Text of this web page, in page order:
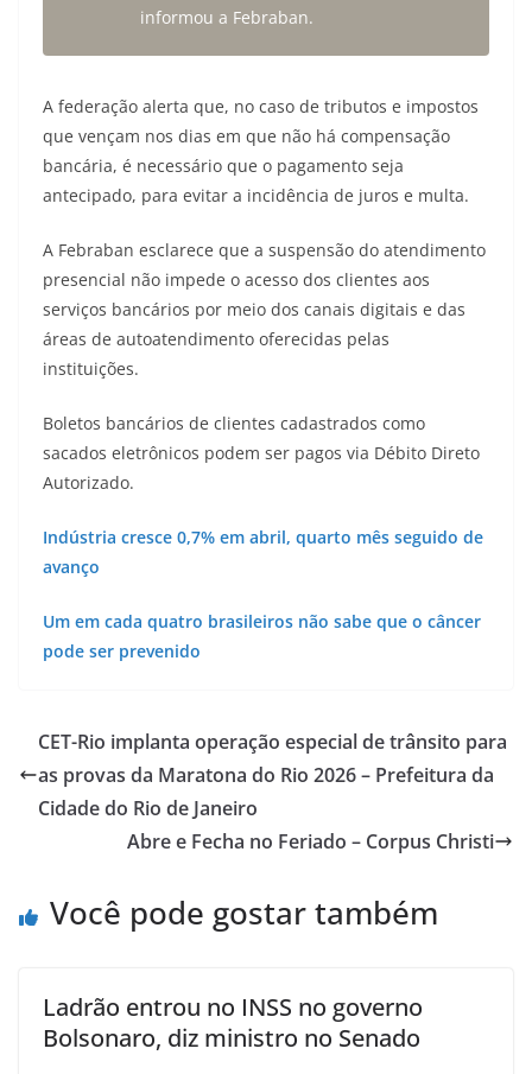
informou a Febraban.
A federação alerta que, no caso de tributos e impostos
que vençam nos dias em que não há compensação
bancária, é necessário que o pagamento seja
antecipado, para evitar a incidência de juros e multa.
A Febraban esclarece que a suspensão do atendimento
presencial não impede o acesso dos clientes aos
serviços bancários por meio dos canais digitais e das
áreas de autoatendimento oferecidas pelas
instituições.
Boletos bancários de clientes cadastrados como
sacados eletrônicos podem ser pagos via Débito Direto
Autorizado.
Indústria cresce 0,7% em abril, quarto mês seguido de
avanço
Um em cada quatro brasileiros não sabe que o câncer
pode ser prevenido
CET-Rio implanta operação especial de trânsito para
as provas da Maratona do Rio 2026 – Prefeitura da
Cidade do Rio de Janeiro
Abre e Fecha no Feriado – Corpus Christi
Você pode gostar também
Ladrão entrou no INSS no governo
Bolsonaro, diz ministro no Senado